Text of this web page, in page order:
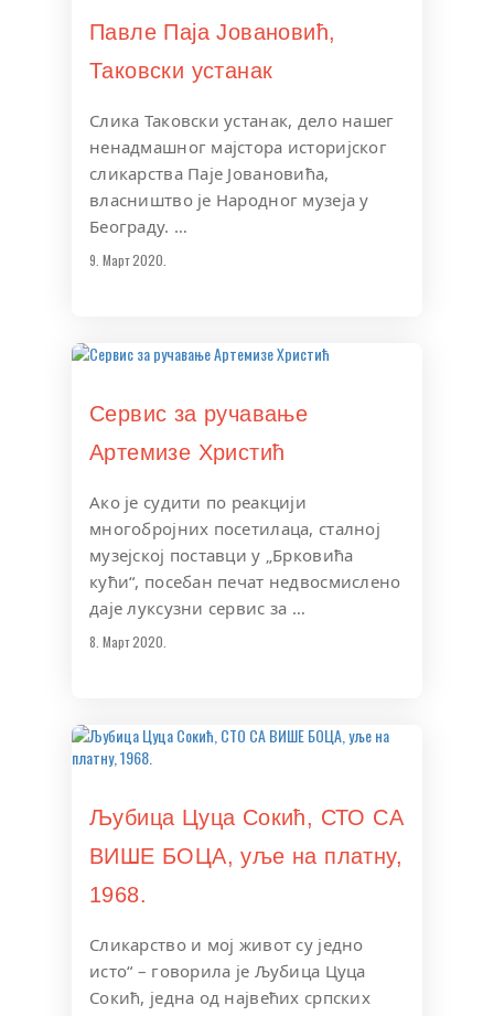
Павле Паја Јовановић,
Таковски устанак
Слика Таковски устанак, дело нашег
ненадмашног мајстора историјског
сликарства Паје Јовановића,
власништво је Народног музеја у
Београду. …
9. Март 2020.
Сервис за ручавање
Артемизе Христић
Ако је судити по реакцији
многобројних посетилаца, сталној
музејској поставци у „Брковића
кући“, посебан печат недвосмислено
даје луксузни сервис за …
8. Март 2020.
Љубица Цуца Сокић, СТО СА
ВИШЕ БОЦА, уље на платну,
1968.
Сликарство и мој живот су једно
исто“ – говорила је Љубица Цуца
Сокић, једна од највећих српских